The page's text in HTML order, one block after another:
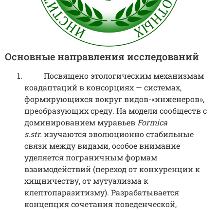
Основные направления исследований
Посвящено этологическим механизмам
коадаптаций в консорциях — системах,
формирующихся вокруг видов-«инженеров»,
преобразующих среду. На модели сообществ с
доминированием муравьев Formica
s.str. изучаются эволюционно стабильные
связи между видами, особое внимание
уделяется пограничным формам
взаимодействий (переход от конкуренции к
хищничеству, от мутуализма к
клептопаразитизму). Разрабатывается
концепция сочетания поведенческой,